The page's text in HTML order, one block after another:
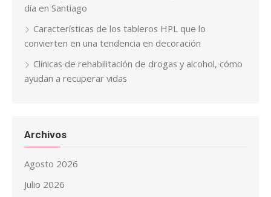
día en Santiago
Características de los tableros HPL que lo
convierten en una tendencia en decoración
Clínicas de rehabilitación de drogas y alcohol, cómo
ayudan a recuperar vidas
Archivos
Agosto 2026
Julio 2026